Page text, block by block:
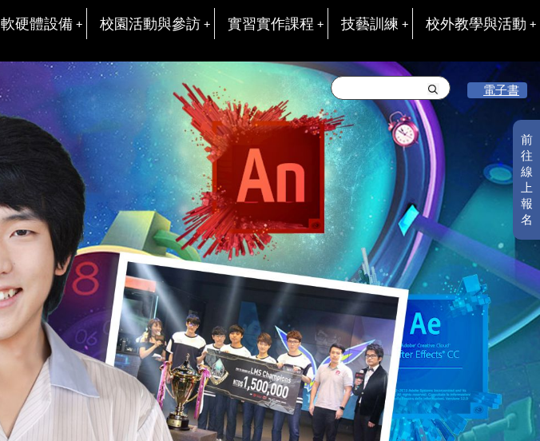
軟硬體設備 校園活動與參訪 實習實作課程 技藝訓練 校外教學與活動
前
往
線
上
報
名
電子書